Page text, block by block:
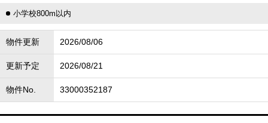
小学校800m以内
物件更新 2026/08/06
更新予定 2026/08/21
物件No. 33000352187